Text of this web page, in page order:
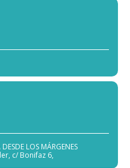
LOS MÁRGENES
, c/ Bonifaz 6,